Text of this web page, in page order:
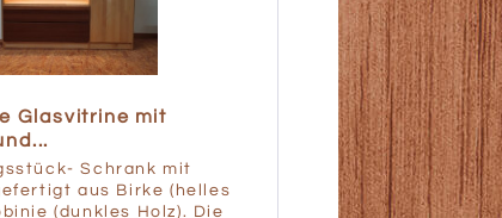
Glasvitrine mit
Schrank mit
aus Birke (helles
(dunkles Holz). Die